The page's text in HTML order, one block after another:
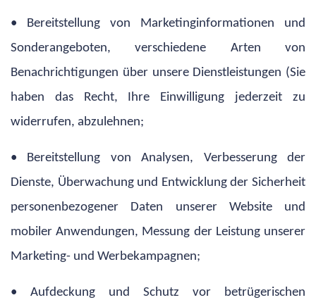
• Bereitstellung von Marketinginformationen und
Sonderangeboten, verschiedene Arten von
Benachrichtigungen über unsere Dienstleistungen (Sie
haben das Recht, Ihre Einwilligung jederzeit zu
widerrufen, abzulehnen;
• Bereitstellung von Analysen, Verbesserung der
Dienste, Überwachung und Entwicklung der Sicherheit
personenbezogener Daten unserer Website und
mobiler Anwendungen, Messung der Leistung unserer
Marketing- und Werbekampagnen;
• Aufdeckung und Schutz vor betrügerischen